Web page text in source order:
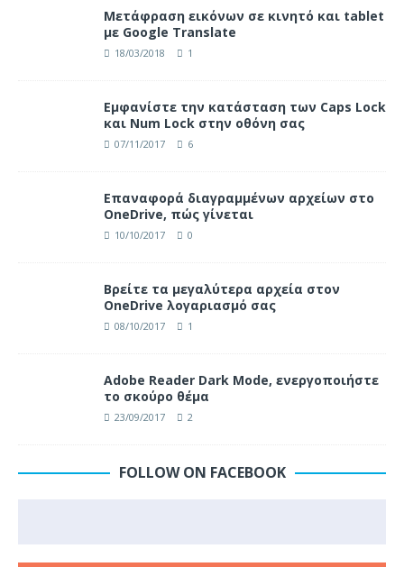
Μετάφραση εικόνων σε κινητό και tablet
με Google Translate
18/03/2018 1
Eμφανίστε την κατάσταση των Caps Lock
και Num Lock στην οθόνη σας
07/11/2017 6
Επαναφορά διαγραμμένων αρχείων στο
OneDrive, πώς γίνεται
10/10/2017 0
Βρείτε τα μεγαλύτερα αρχεία στον
OneDrive λογαριασμό σας
08/10/2017 1
Adobe Reader Dark Mode, ενεργοποιήστε
το σκούρο θέμα
23/09/2017 2
FOLLOW ON FACEBOOK